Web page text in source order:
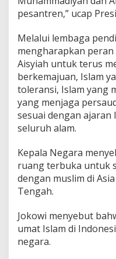
k
t
m
a
r
M
u
h
a
m
m
i
y
h
pesantren,” ucap
Melalui lembaga
mengharapkan
Aisyiah untuk terus
berkemajuan, Islam
toleransi, Islam yang
yang menjaga
sesuai dengan ajaran
seluruh alam.
Kepala Negara
ruang terbuka untuk
dengan muslim di
Tengah.
Jokowi menyebut
umat Islam di
negara.